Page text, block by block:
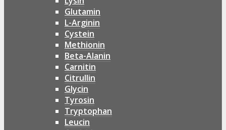
Glutamin
L-Arginin
Cystein
Methionin
Beta-Alanin
Carnitin
Citrullin
Glycin
Tyrosin
Tryptophan
Leucin